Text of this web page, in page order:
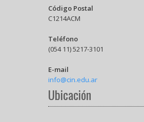
Código Postal
C1214ACM
Teléfono
(054 11) 5217-3101
E-mail
info@cin.edu.ar
Ubicación